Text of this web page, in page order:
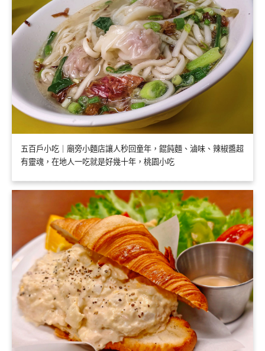
五百戶小吃｜廟旁小麵店讓人秒回童年，餛飩麵、滷味、辣椒醬超
有靈魂，在地人一吃就是好幾十年，桃園小吃